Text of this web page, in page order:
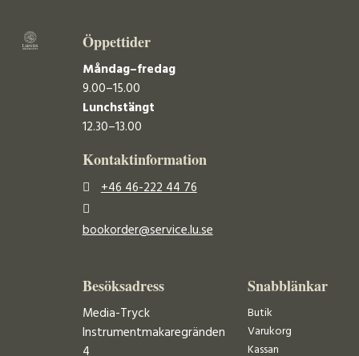
Öppettider
Måndag–fredag
9.00–15.00
Lunchstängt
12.30–13.00
Kontaktinformation
+46 46-222 44 76
bookorder@service.lu.se
Besöksadress
Media-Tryck
Instrumentmakaregränden
4
Snabblänkar
Butik
Varukorg
Kassan